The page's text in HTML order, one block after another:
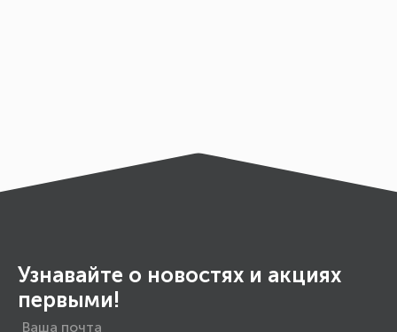
Узнавайте о новостях и акциях
первыми!